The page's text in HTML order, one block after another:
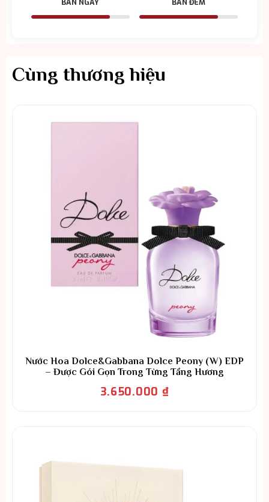
BAN NGÀY BAN ĐÊM
Cùng thương hiệu
Nước Hoa Dolce&Gabbana Dolce Peony (W) EDP
– Được Gói Gọn Trong Từng Tầng Hương
3.650.000 ₫